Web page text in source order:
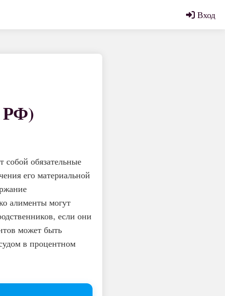
Вход
РФ)
обязательные
его материальной
алименты могут
если они
может быть
в процентном